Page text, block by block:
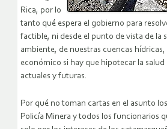
Rica, por lo
tanto qué espera el gobierno para
factible, ni desde el punto de vista de la
ambiente, de nuestras cuencas
económico si hay que hipotecar la salud
actuales y futuras.
Por qué no toman cartas en el asunto
Policía Minera y todos los funcionarios